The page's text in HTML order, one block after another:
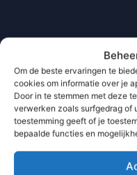
Om de beste ervaringen te
cookies om informatie over je
Door in te stemmen met deze
verwerken zoals surfgedrag of
toestemming geeft of je
bepaalde functies en